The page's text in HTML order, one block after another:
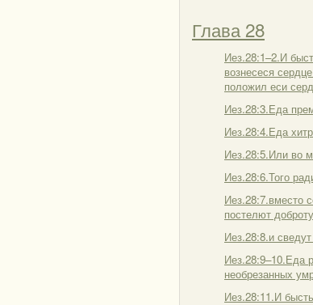
Глава 28
Иез.28:1–2.И
вознесеся
положил еси
Иез.28:3.Еда
Иез.28:4.Еда
Иез.28:5.Или во
Иез.28:6.Того
Иез.28:7.вместо
постелют
Иез.28:8.и
Иез.28:9–10.Еда
необрезанных
Иез.28:11.И